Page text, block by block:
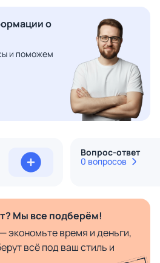
о
и поможем
Вопрос-ответ
0 вопросов
Мы все подберём!
экономьте время и деньги,
всё под ваш стиль и